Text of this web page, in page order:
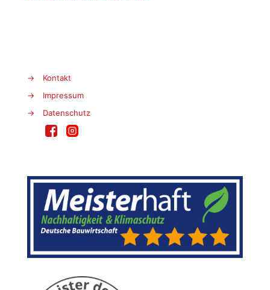
→
Kontakt
→
Impressum
→
Datenschutz